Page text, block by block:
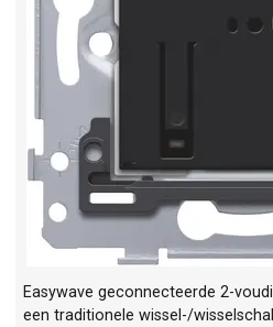
Easywave geconnecteerde 2-
een traditionele wissel-/